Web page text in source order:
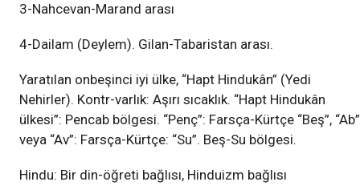
3-Nahcevan-Marand arası
4-Dailam (Deylem). Gilan-Tabaristan arası.
Yaratılan onbeşinci iyi ülke, “Hapt Hindukân” (Yedi
Nehirler). Kontr-varlık: Aşırı sıcaklık. “Hapt Hindukân
ülkesi”: Pencab bölgesi. “Penç”: Farsça-Kürtçe “Beş”, “Ab”
veya “Av”: Farsça-Kürtçe: “Su”. Beş-Su bölgesi.
Hindu: Bir din-öğreti bağlısı, Hinduizm bağlısı